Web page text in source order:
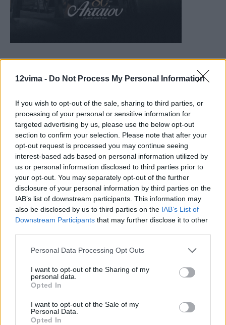
12vima - Do Not Process My Personal Information
If you wish to opt-out of the sale, sharing to third parties, or
processing of your personal or sensitive information for
targeted advertising by us, please use the below opt-out
section to confirm your selection. Please note that after your
opt-out request is processed you may continue seeing
interest-based ads based on personal information utilized by
us or personal information disclosed to third parties prior to
your opt-out. You may separately opt-out of the further
disclosure of your personal information by third parties on the
IAB’s list of downstream participants. This information may
also be disclosed by us to third parties on the IAB’s List of
Downstream Participants that may further disclose it to other
Personal Data Processing Opt Outs
I want to opt-out of the Sharing of my
personal data.
Opted In
I want to opt-out of the Sale of my
Personal Data.
Opted In